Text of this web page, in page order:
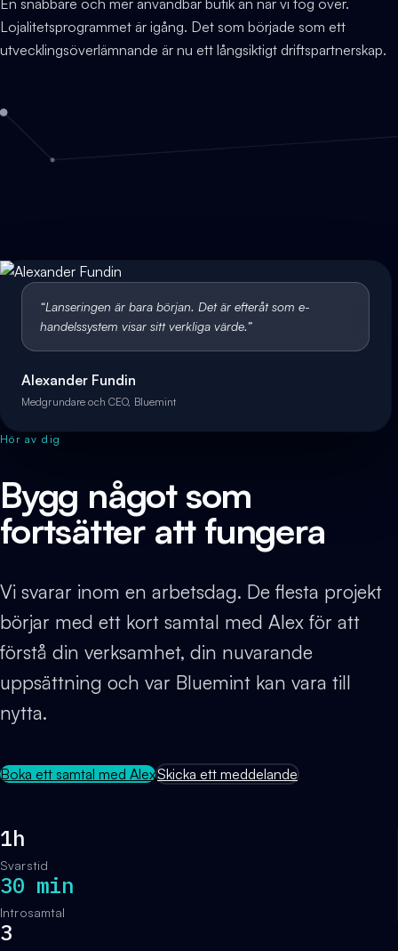
En snabbare och mer användbar butik än när vi tog över.
Lojalitetsprogrammet är igång. Det som började som ett
utvecklingsöverlämnande är nu ett långsiktigt driftspartnerskap.
“Lanseringen är bara början. Det är efteråt som e-
handelssystem visar sitt verkliga värde.”
Alexander Fundin
Medgrundare och CEO, Bluemint
Hör av dig
Bygg något som
fortsätter att fungera
Vi svarar inom en arbetsdag. De flesta projekt
börjar med ett kort samtal med Alex för att
förstå din verksamhet, din nuvarande
uppsättning och var Bluemint kan vara till
nytta.
Boka ett samtal med AlexSkicka ett meddelande
1h
Svarstid
30 min
Introsamtal
3